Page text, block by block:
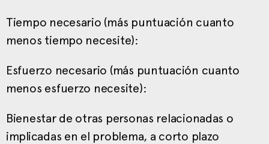
Tiempo necesario (más puntuación cuanto
menos tiempo necesite):
Esfuerzo necesario (más puntuación cuanto
menos esfuerzo necesite):
Bienestar de otras personas relacionadas o
implicadas en el problema, a corto plazo